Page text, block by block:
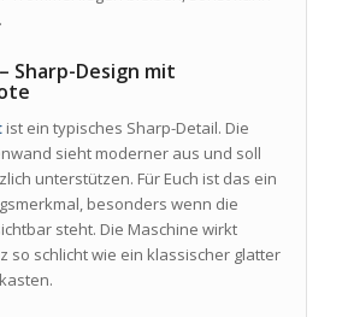
Sharp-Design mit
ist ein typisches Sharp-Detail. Die
sieht moderner aus und soll
unterstützen. Für Euch ist das ein
besonders wenn die
steht. Die Maschine wirkt
so schlicht wie ein klassischer glatter